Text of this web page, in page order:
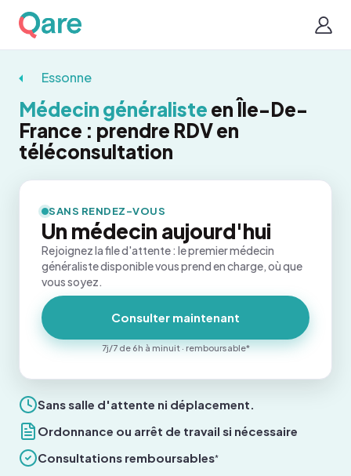
Essonne
Médecin généraliste en Île-De-
France : prendre RDV en
téléconsultation
Sans salle d'attente ni déplacement.
Ordonnance ou arrêt de travail si nécessaire
Consultations remboursables*
SANS RENDEZ-VOUS
Un médecin aujourd'hui
Rejoignez la file d'attente : le premier médecin
généraliste disponible vous prend en charge, où que
vous soyez.
Consulter maintenant
7j/7 de 6h à minuit · remboursable*